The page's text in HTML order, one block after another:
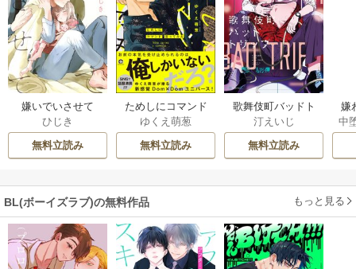
嫌いでいさせて
ひじき
無料立読み
ためしにコマンド
言ってみた
ゆくえ萌葱
無料立読み
歌舞伎町バッドト
リップ
汀えいじ
無料立読み
嫌
は
中
BL(ボーイズラブ)の無料作品 もっと見る